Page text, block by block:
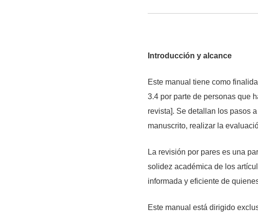
Introducción y alcance
Este manual tiene como
3.4 por parte de personas que
revista]. Se detallan los pasos
manuscrito, realizar la
La revisión por pares es una
solidez académica de los
informada y eficiente de
Este manual está dirigido